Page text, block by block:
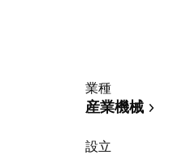
業種
産業機械
設立